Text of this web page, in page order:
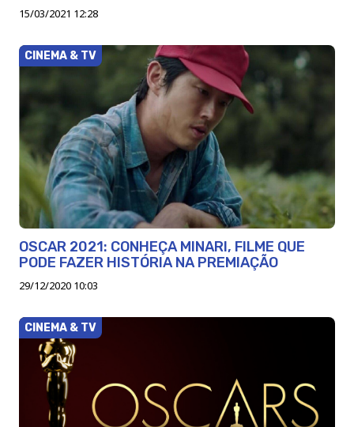
15/03/2021 12:28
CINEMA & TV
OSCAR 2021: CONHEÇA MINARI, FILME QUE
PODE FAZER HISTÓRIA NA PREMIAÇÃO
29/12/2020 10:03
CINEMA & TV